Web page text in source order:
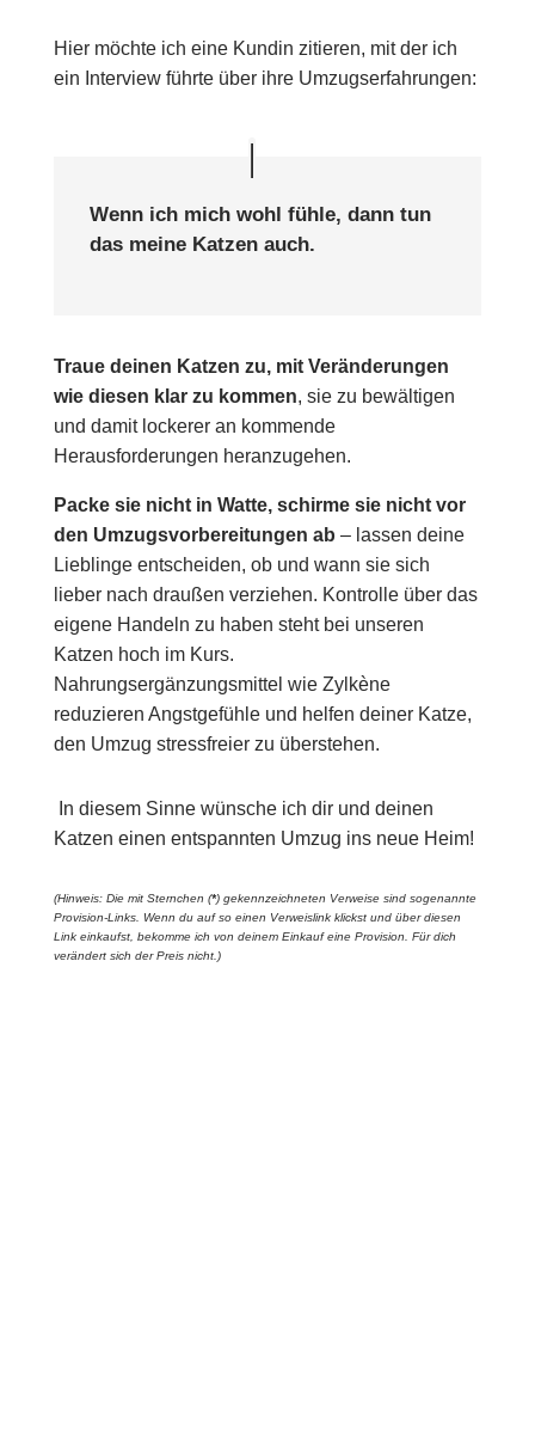
Hier möchte ich eine Kundin zitieren, mit der ich
ein Interview führte über ihre Umzugserfahrungen:
Wenn ich mich wohl fühle, dann tun
das meine Katzen auch.
Traue deinen Katzen zu, mit Veränderungen
wie diesen klar zu kommen, sie zu bewältigen
und damit lockerer an kommende
Herausforderungen heranzugehen.
Packe sie nicht in Watte, schirme sie nicht vor
den Umzugsvorbereitungen ab – lassen deine
Lieblinge entscheiden, ob und wann sie sich
lieber nach draußen verziehen. Kontrolle über das
eigene Handeln zu haben steht bei unseren
Katzen hoch im Kurs.
Nahrungsergänzungsmittel wie Zylkène
reduzieren Angstgefühle und helfen deiner Katze,
den Umzug stressfreier zu überstehen.
In diesem Sinne wünsche ich dir und deinen
Katzen einen entspannten Umzug ins neue Heim!
(Hinweis: Die mit Sternchen (*) gekennzeichneten Verweise sind sogenannte
Provision-Links. Wenn du auf so einen Verweislink klickst und über diesen
Link einkaufst, bekomme ich von deinem Einkauf eine Provision. Für dich
verändert sich der Preis nicht.)